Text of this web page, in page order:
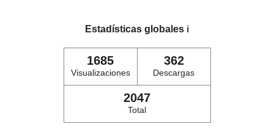
Estadísticas globales ℹ️
1685
Visualizaciones
362
Descargas
2047
Total